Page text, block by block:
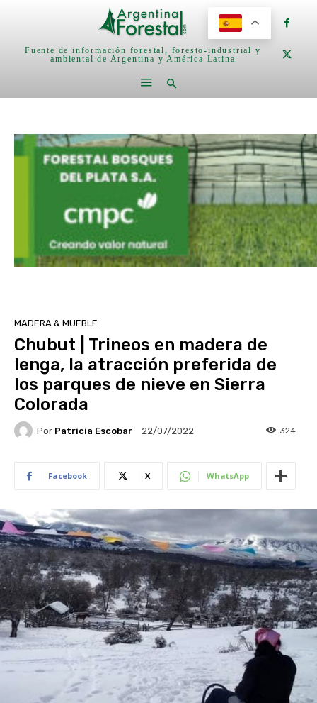
Fuente de información forestal, foresto-industrial y
ambiental de Argentina y América Latina
MADERA & MUEBLE
Chubut | Trineos en madera de
lenga, la atracción preferida de
los parques de nieve en Sierra
Colorada
Por Patricia Escobar 22/07/2022 324
Facebook X WhatsApp